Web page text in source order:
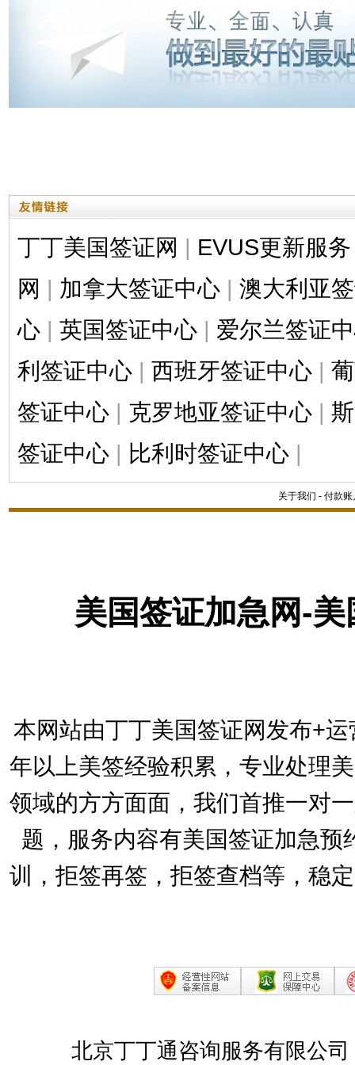
丁丁美国签证网 | EVUS更新服务
网 | 加拿大签证中心 | 澳大利亚
心 | 英国签证中心 | 爱尔兰签证
利签证中心 | 西班牙签证中心 |
签证中心 | 克罗地亚签证中心 |
签证中心 | 比利时签证中心 |
关于我们 - 付款账
美国签证加急网-
本网站由丁丁美国签证网发布+
年以上美签经验积累，专业处理
领域的方方面面，我们首推一对
题，服务内容有美国签证加急
训，拒签再签，拒签查档等，稳
北京丁丁通咨询服务有限公